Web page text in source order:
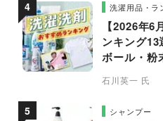
洗濯用品・ラ
【2026年
ンキング
ボール・粉
石川英一 氏
シャンプー